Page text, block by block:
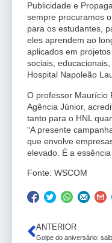
Publicidade e
sempre procuramos
para os estudantes,
eles aprendem ao
aplicados em
sociais,
Hospital Napoleão
O professor Maurício
Agência Júnior,
tanto para o HNL
“A presente
que envolve
elevado. É a
Fonte: WSCOM
ANTERIOR